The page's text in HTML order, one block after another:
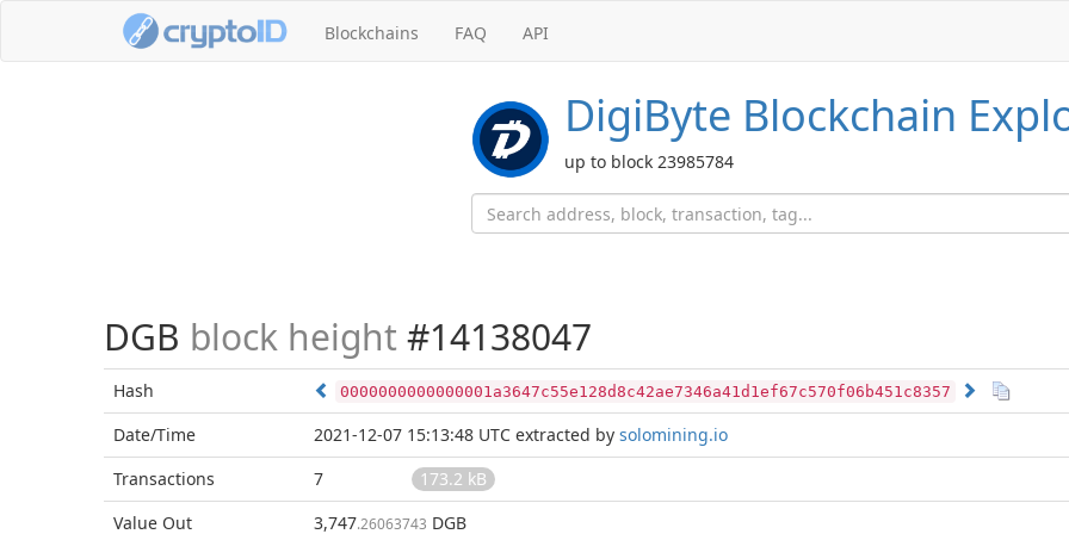
Blockchains FAQ API
DigiByte Blockchain
up to block 23985784
DGB block height #14138047
Hash 0000000000000001a3647c55e128d8c42ae7346a41d1ef67c570f06b451c8357
Date/Time 2021-12-07 15:13:48 UTC extracted by solomining.io
Transactions
7
173.2 kB
Value Out
3,747.26063743 DGB